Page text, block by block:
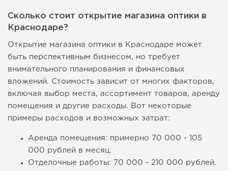
Сколько стоит открытие магазина оптики в
Краснодаре?
Открытие магазина оптики в Краснодаре может
быть перспективным бизнесом, но требует
внимательного планирования и финансовых
вложений. Стоимость зависит от многих факторов,
включая выбор места, ассортимент товаров, аренду
помещения и другие расходы. Вот некоторые
примеры расходов и возможных затрат:
Аренда помещения: примерно 70 000 - 105
000 рублей в месяц.
Отделочные работы: 70 000 - 210 000 рублей.